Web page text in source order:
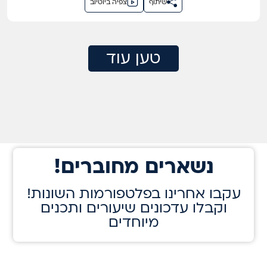
צפיה ביוטיוב שיתוף
טען עוד
!נשארים מחוברים
!עקבו אחרינו בפלטפורמות השונות
וקבלו עדכונים שיעורים ותכנים
מיוחדים